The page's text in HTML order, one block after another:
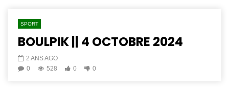
SPORT
BOULPIK || 4 OCTOBRE 2024
2 ANS AGO
0
528 0 0